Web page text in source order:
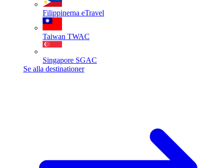
Filippinerna eTravel
Taiwan TWAC
Singapore SGAC
Se alla destinationer